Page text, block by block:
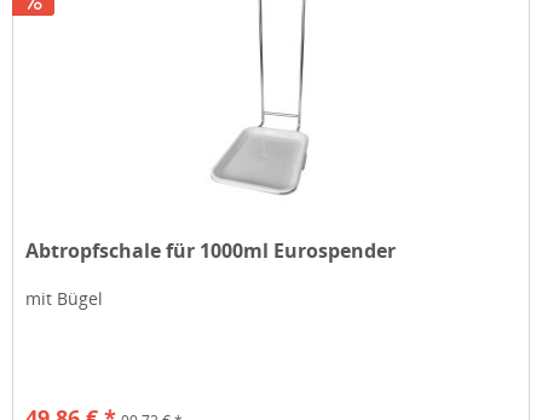
Abtropfschale für 1000ml Eurospender
mit Bügel